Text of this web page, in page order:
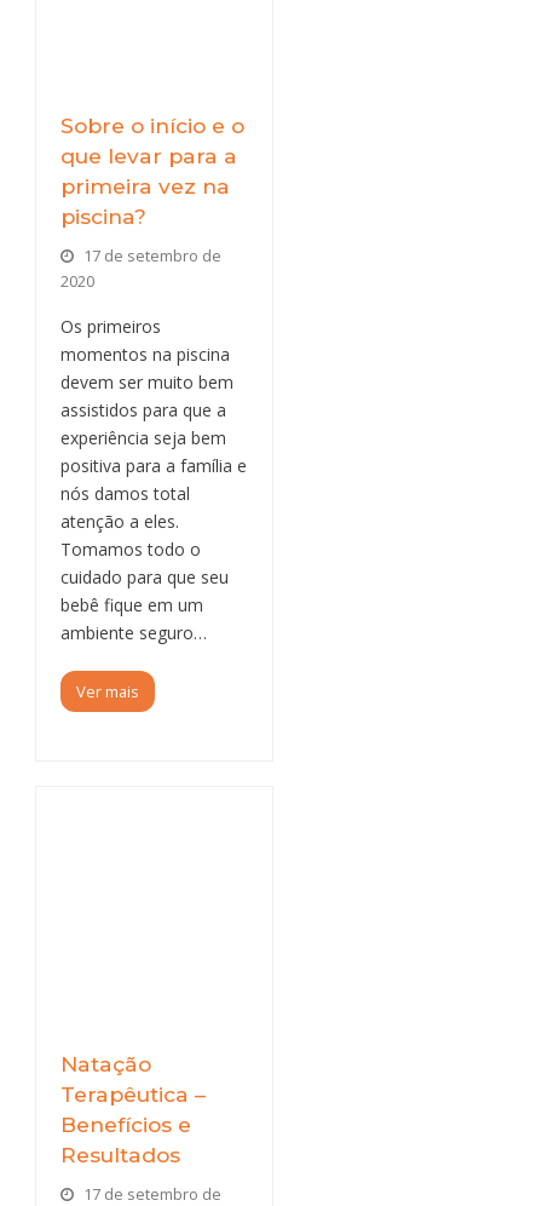
Sobre o início e o
que levar para a
primeira vez na
piscina?
17 de setembro de
2020
Os primeiros
momentos na piscina
devem ser muito bem
assistidos para que a
experiência seja bem
positiva para a família e
nós damos total
atenção a eles.
Tomamos todo o
cuidado para que seu
bebê fique em um
ambiente seguro…
Ver mais
Natação
Terapêutica –
Benefícios e
Resultados
17 de setembro de